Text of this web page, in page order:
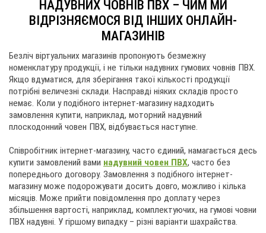
НАДУВНИХ ЧОВНІВ ПВХ – ЧИМ МИ
ВІДРІЗНЯЄМОСЯ ВІД ІНШИХ ОНЛАЙН-
МАГАЗИНІВ
Безліч віртуальних магазинів пропонують безмежну
номенклатуру продукції, і не тільки надувних гумових човнів ПВХ.
Якщо вдуматися, для зберігання такої кількості продукції
потрібні величезні склади. Насправді ніяких складів просто
немає. Коли у подібного інтернет-магазину надходить
замовлення купити, наприклад, моторний надувний
плоскодонний човен ПВХ, відбувається наступне.
Співробітник інтернет-магазину, часто єдиний, намагається десь
купити замовлений вами надувний човен ПВХ, часто без
попереднього договору. Замовлення з подібного інтернет-
магазину може подорожувати досить довго, можливо і кілька
місяців. Може прийти повідомлення про доплату через
збільшення вартості, наприклад, комплектуючих, на гумові човни
ПВХ надувні. У гіршому випадку – різні варіанти шахрайства.